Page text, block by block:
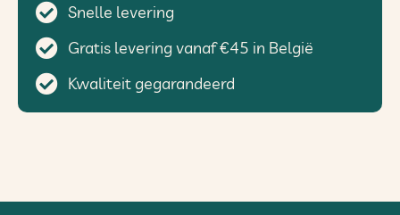
Snelle levering
Gratis levering vanaf €45 in België
Kwaliteit gegarandeerd